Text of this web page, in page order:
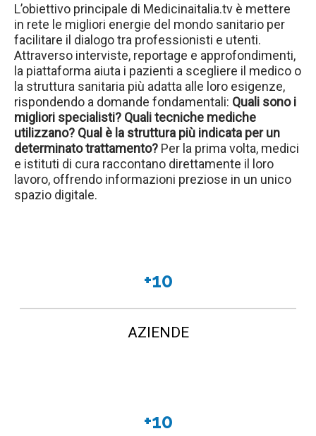
L’obiettivo principale di Medicinaitalia.tv è mettere
in rete le migliori energie del mondo sanitario per
facilitare il dialogo tra professionisti e utenti.
Attraverso interviste, reportage e approfondimenti,
la piattaforma aiuta i pazienti a scegliere il medico o
la struttura sanitaria più adatta alle loro esigenze,
rispondendo a domande fondamentali: Quali sono i
migliori specialisti? Quali tecniche mediche
utilizzano? Qual è la struttura più indicata per un
determinato trattamento? Per la prima volta, medici
e istituti di cura raccontano direttamente il loro
lavoro, offrendo informazioni preziose in un unico
spazio digitale.
+10
AZIENDE
+10